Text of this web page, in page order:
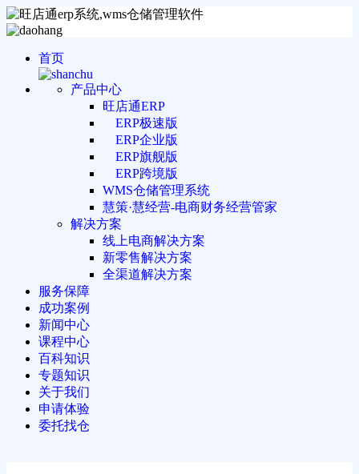
首页
产品中心
旺店通ERP
ERP极速版
ERP企业版
ERP旗舰版
ERP跨境版
WMS仓储管理系统
慧策·慧经营-电商财务经营管家
解决方案
线上电商解决方案
新零售解决方案
全渠道解决方案
服务保障
成功案例
新闻中心
课程中心
百科知识
专题知识
关于我们
申请体验
委托找仓